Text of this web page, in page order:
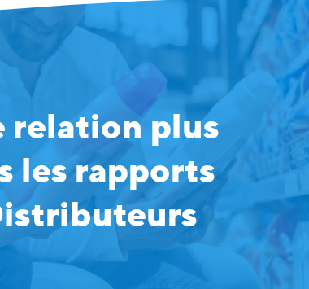
relation plus
les rapports